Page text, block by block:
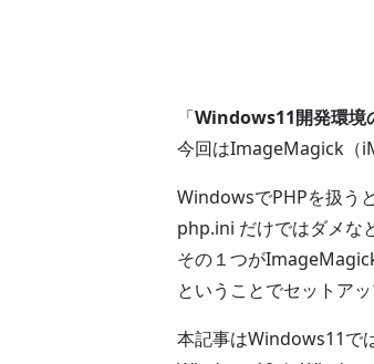
「Windows11開発環境
今回はImageMagick（
WindowsでPHPを扱う
php.ini だけではダメな
その１つがImageMagick
ということでセットア
本記事はWindows11で